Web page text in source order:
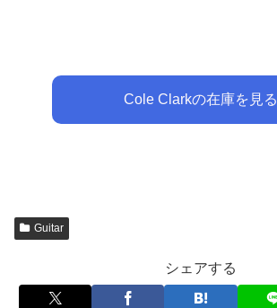
Cole Clarkの在庫を見る
Guitar
シェアする